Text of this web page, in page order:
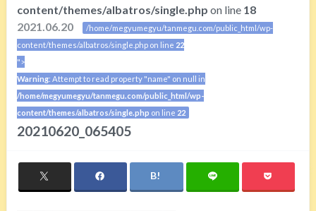
content/themes/albatros/single.php on line 18
2021.06.20
/home/megyumegyu/tanmegu.com/public_html/wp-
content/themes/albatros/single.php on line 22
">
Warning: Attempt to read property "name" on null in
/home/megyumegyu/tanmegu.com/public_html/wp-
content/themes/albatros/single.php on line 22
20210620_065405